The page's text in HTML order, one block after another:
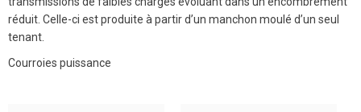
réduit. Celle-ci est produite à partir d’un manchon moulé d’un seul
tenant.
Courroies puissance